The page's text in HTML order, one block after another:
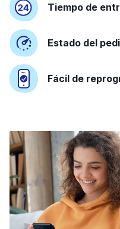
Tiempo de
Estado del
Fácil de